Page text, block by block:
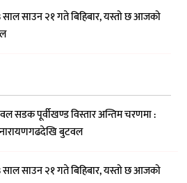
साउन २१ गते बिहिबार, यस्तो छ आजको
सडक पूर्वीखण्ड विस्तार अन्तिम चरणमा :
बुटवल
साउन २१ गते बिहिबार, यस्तो छ आजको